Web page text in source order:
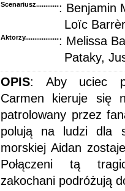
Scenariusz........................................
: Benjamin
Loïc
Aktorzy...........................................
: Melissa
Pataky,
OPIS: Aby uciec
Carmen kieruje się
patrolowany przez
polują na ludzi dla
morskiej Aidan
Połączeni tą
zakochani podróżują